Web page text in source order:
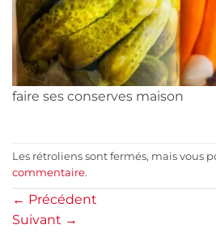
faire ses conserves maison
Les rétroliens sont fermés, mais vous
commentaire.
← Précédent
Suivant →